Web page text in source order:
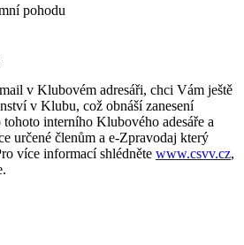
pohodu
v Klubovém adresáři, chci Vám ještě
v Klubu, což obnáší zanesení
tohoto interního Klubového adesáře a
určené členům a e-Zpravodaj který
více informací shlédněte www.csvv.cz,